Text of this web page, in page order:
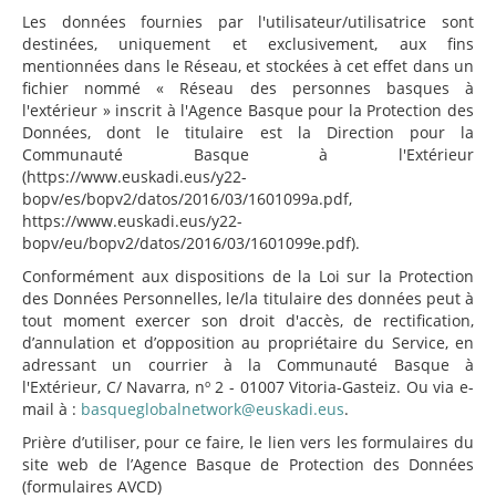
Les données fournies par l'utilisateur/utilisatrice sont
destinées, uniquement et exclusivement, aux fins
mentionnées dans le Réseau, et stockées à cet effet dans un
fichier nommé « Réseau des personnes basques à
l'extérieur » inscrit à l'Agence Basque pour la Protection des
Données, dont le titulaire est la Direction pour la
Communauté Basque à l'Extérieur
(https://www.euskadi.eus/y22-
bopv/es/bopv2/datos/2016/03/1601099a.pdf,
https://www.euskadi.eus/y22-
bopv/eu/bopv2/datos/2016/03/1601099e.pdf).
Conformément aux dispositions de la Loi sur la Protection
des Données Personnelles, le/la titulaire des données peut à
tout moment exercer son droit d'accès, de rectification,
d’annulation et d’opposition au propriétaire du Service, en
adressant un courrier à la Communauté Basque à
l'Extérieur, C/ Navarra, nº 2 - 01007 Vitoria-Gasteiz. Ou via e-
mail à : basqueglobalnetwork@euskadi.eus.
Prière d’utiliser, pour ce faire, le lien vers les formulaires du
site web de l’Agence Basque de Protection des Données
(formulaires AVCD)